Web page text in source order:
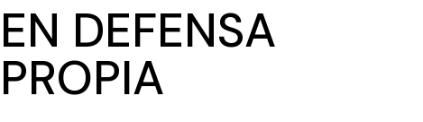
EN DEFENSA
PROPIA